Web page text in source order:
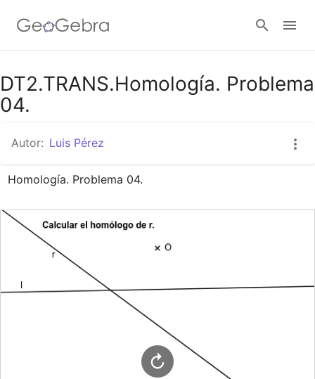
Google Classroom
Abrir sesión
DT2.TRANS.Homología. Problema
04.
Autor: Luis Pérez
Homología. Problema 04.